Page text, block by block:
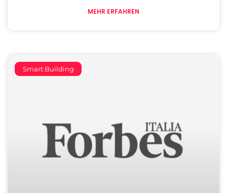
MEHR ERFAHREN
Smart Building